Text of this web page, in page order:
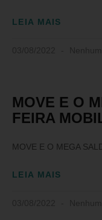
LEIA MAIS
MOVE E O
FEIRA
MOVE E O MEGA
LEIA MAIS